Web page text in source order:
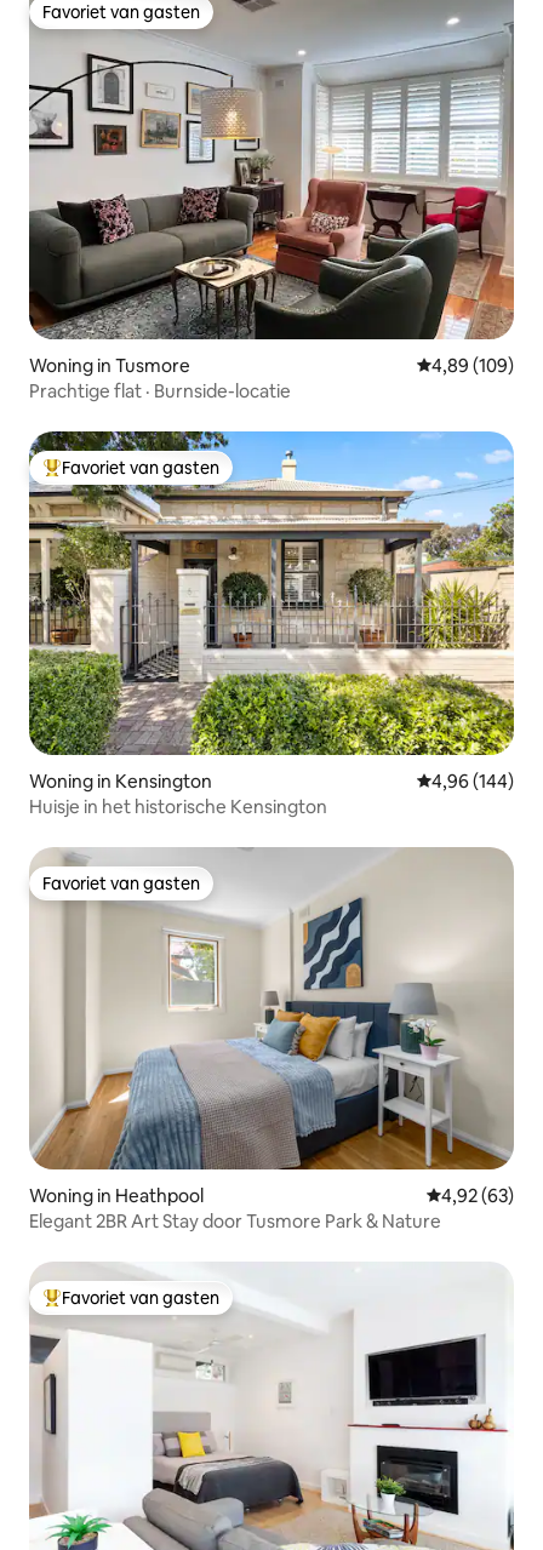
Favoriet van gasten
Favoriet van gasten
Woning in Tusmore Gemiddelde
4,89 (109)
Prachtige flat · Burnside-locatie
Topfavoriet van gasten
Favoriet van gasten
Woning in Kensington Gemiddelde
4,96 (144)
Huisje in het historische Kensington
Favoriet van gasten
Favoriet van gasten
Woning in Heathpool Gemiddelde
4,92 (63)
Elegant 2BR Art Stay door Tusmore Park & Nature
Topfavoriet van gasten
Favoriet van gasten